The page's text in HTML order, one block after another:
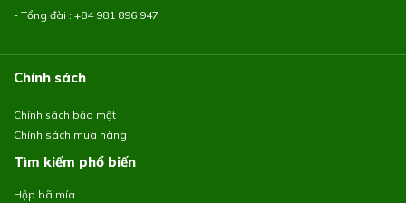
- Tổng đài : +84 981 896 947
Chính sách
Chính sách bảo mật
Chính sách mua hàng
Tìm kiếm phổ biến
Hộp bã mía